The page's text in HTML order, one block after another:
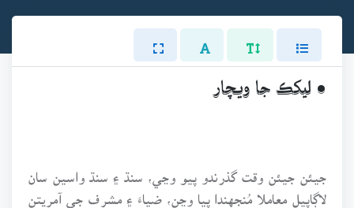
• ليکڪ جا ويچار
جيئن جيئن وقت گذرندو پيو وڃي، سنڌ ۽ سنڌ واسين سان
لاڳاپيل معاملا مُنجهندا پيا وڃن، ضياءَ ۽ مشرف جي آمريتن